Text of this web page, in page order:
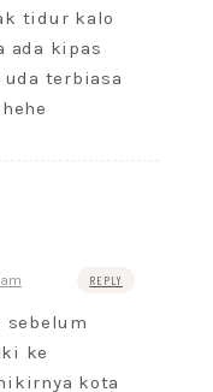
tidur kalo
ada kipas
terbiasa
REPLY
sebelum
ke
kota